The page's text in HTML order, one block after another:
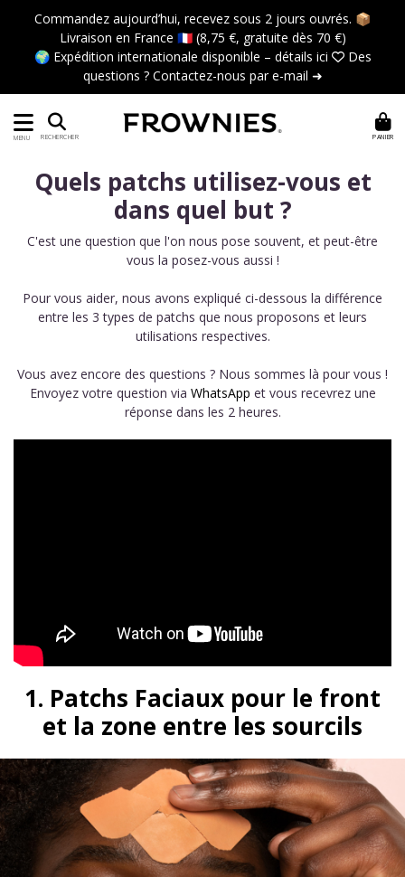
Commandez aujourd’hui, recevez sous 2 jours ouvrés. 📦
Livraison en France 🇫🇷 (8,75 €, gratuite dès 70 €)
🌍 Expédition internationale disponible – détails ici  Des
questions ? Contactez-nous par e-mail ➜
MENU RECHERCHER PANIER
Quels patchs utilisez-vous et
dans quel but ?
C'est une question que l'on nous pose souvent, et peut-être
vous la posez-vous aussi !
Pour vous aider, nous avons expliqué ci-dessous la différence
entre les 3 types de patchs que nous proposons et leurs
utilisations respectives.
Vous avez encore des questions ? Nous sommes là pour vous !
Envoyez votre question via WhatsApp et vous recevrez une
réponse dans les 2 heures.
1. Patchs Faciaux pour le front
et la zone entre les sourcils